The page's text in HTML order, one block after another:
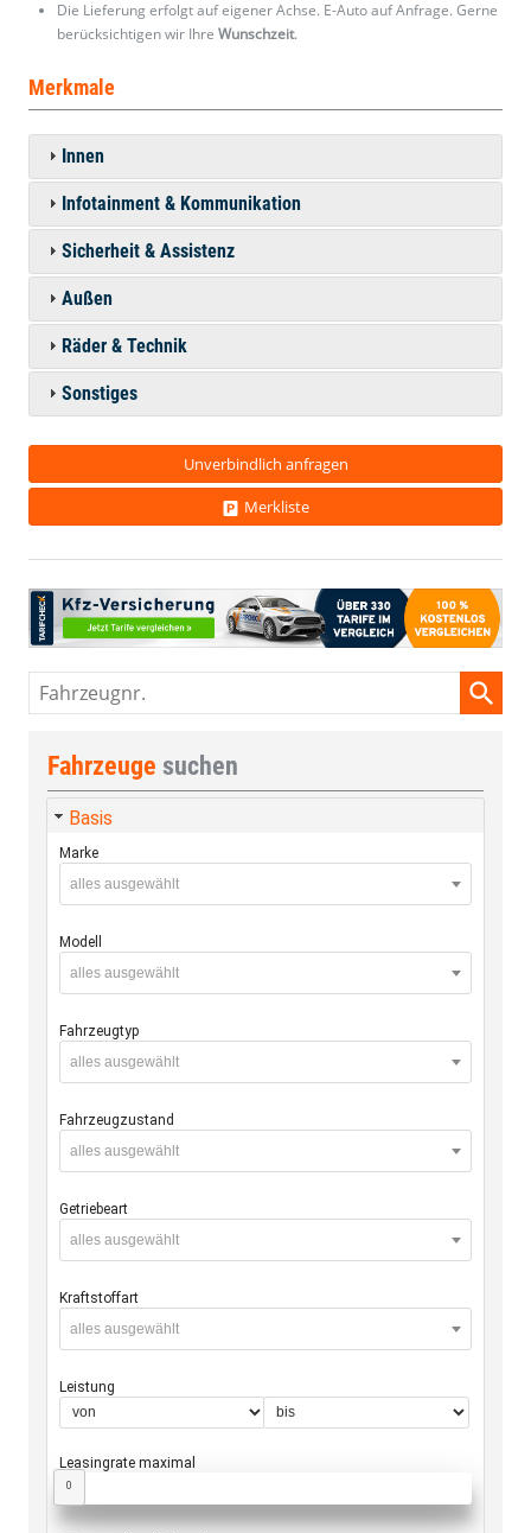
Die Lieferung erfolgt auf eigener Achse. E-Auto auf Anfrage. Gerne
berücksichtigen wir Ihre Wunschzeit.
Merkmale
Innen
Infotainment & Kommunikation
Sicherheit & Assistenz
Außen
Räder & Technik
Sonstiges
Unverbindlich anfragen
Merkliste
Fahrzeugnr.
Fahrzeuge suchen
Basis
Marke
alles ausgewählt
Modell
alles ausgewählt
Fahrzeugtyp
alles ausgewählt
Fahrzeugzustand
alles ausgewählt
Getriebeart
alles ausgewählt
Kraftstoffart
alles ausgewählt
Leistung
Leasingrate maximal
0